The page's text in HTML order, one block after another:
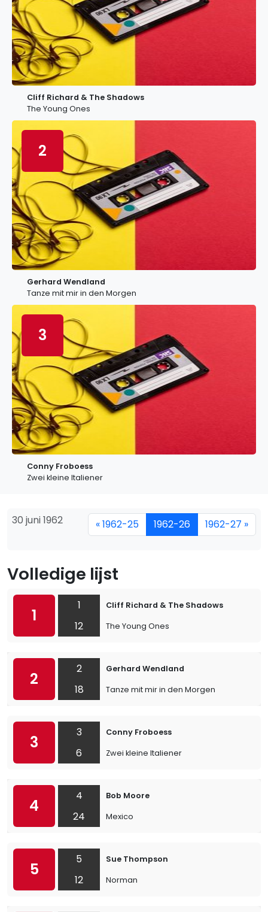
Cliff Richard & The Shadows
The Young Ones
2
Gerhard Wendland
Tanze mit mir in den Morgen
3
Conny Froboess
Zwei kleine Italiener
30 juni 1962 « 1962-25 1962-26 1962-27 »
Volledige lijst
1
1
12
Cliff Richard & The Shadows
The Young Ones
2
2
18
Gerhard Wendland
Tanze mit mir in den Morgen
3
3
6
Conny Froboess
Zwei kleine Italiener
4
4
24
Bob Moore
Mexico
5
5
12
Sue Thompson
Norman